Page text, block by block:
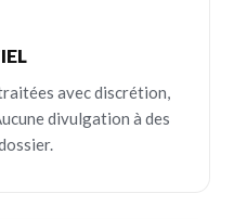
avec discrétion,
divulgation à des